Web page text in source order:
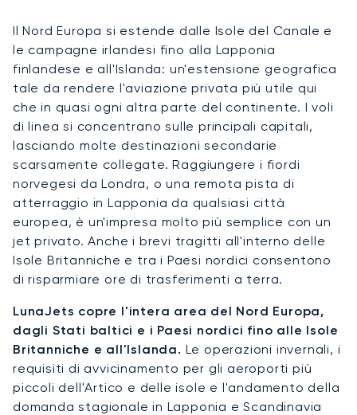
Il Nord Europa si estende dalle Isole del Canale e
le campagne irlandesi fino alla Lapponia
finlandese e all'Islanda: un'estensione geografica
tale da rendere l'aviazione privata più utile qui
che in quasi ogni altra parte del continente. I voli
di linea si concentrano sulle principali capitali,
lasciando molte destinazioni secondarie
scarsamente collegate. Raggiungere i fiordi
norvegesi da Londra, o una remota pista di
atterraggio in Lapponia da qualsiasi città
europea, è un'impresa molto più semplice con un
jet privato. Anche i brevi tragitti all'interno delle
Isole Britanniche e tra i Paesi nordici consentono
di risparmiare ore di trasferimenti a terra.
LunaJets copre l'intera area del Nord Europa,
dagli Stati baltici e i Paesi nordici fino alle Isole
Britanniche e all'Islanda. Le operazioni invernali, i
requisiti di avvicinamento per gli aeroporti più
piccoli dell'Artico e delle isole e l'andamento della
domanda stagionale in Lapponia e Scandinavia